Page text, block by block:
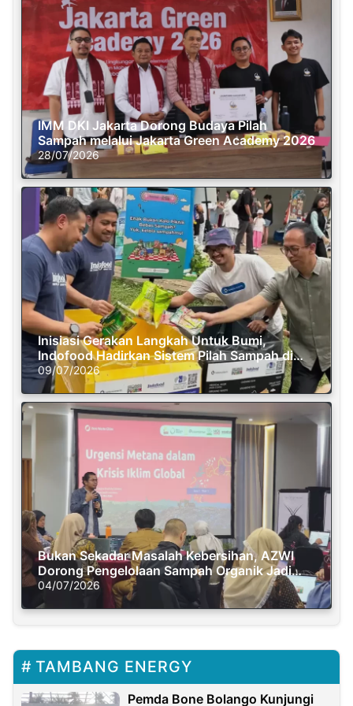
IMM DKI Jakarta Dorong Budaya Pilah
Sampah melalui Jakarta Green Academy 2026
28/07/2026
Inisiasi Gerakan Langkah Untuk Bumi,
Indofood Hadirkan Sistem Pilah Sampah di
Semasa Piknik
09/07/2026
Bukan Sekadar Masalah Kebersihan, AZWI
Dorong Pengelolaan Sampah Organik Jadi
Solusi Krisis Iklim
04/07/2026
TAMBANG ENERGY
Pemda Bone Bolango Kunjungi